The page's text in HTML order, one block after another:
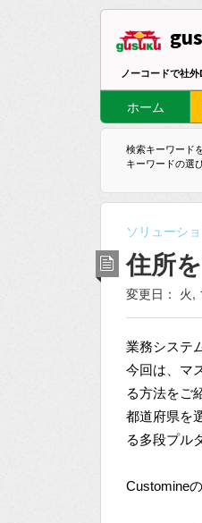
ノーコードで社
ホーム
検索キーワード
キーワードの選
ソリューシ
住所
変更日： 火,
業務システ
今回は、マ
る方法をご
都道府県を
る多段プル
Customine